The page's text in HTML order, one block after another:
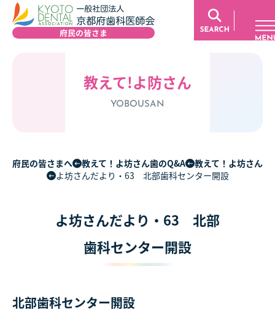
教えて!よ防さん
YOBOUSAN
府民の皆さまへ 教えて！よ坊さん歯のQ&A
教えて！よ坊さん
よ坊さんだより・63 北部歯科センター開設
よ坊さんだより・63 北部
歯科センター開設
北部歯科センター開設